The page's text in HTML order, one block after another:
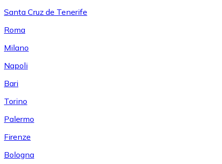
Santa Cruz de Tenerife
Roma
Milano
Napoli
Bari
Torino
Palermo
Firenze
Bologna